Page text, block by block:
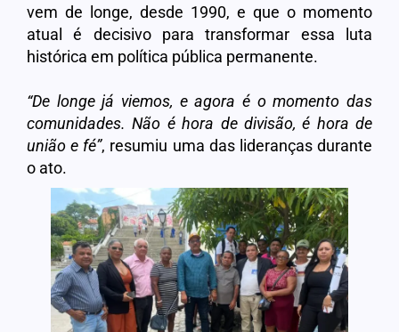
vem de longe, desde 1990, e que o momento
atual é decisivo para transformar essa luta
histórica em política pública permanente.
“De longe já viemos, e agora é o momento das
comunidades. Não é hora de divisão, é hora de
união e fé”, resumiu uma das lideranças durante
o ato.